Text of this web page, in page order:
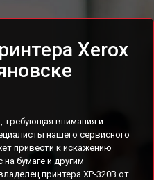
Xerox
требующая внимания и
нашего сервисного
привести к искажению
бумаге и другим
принтера XP-320B от